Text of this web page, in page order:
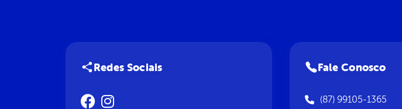
Redes Sociais Fale Conosco
(87) 99105-1365